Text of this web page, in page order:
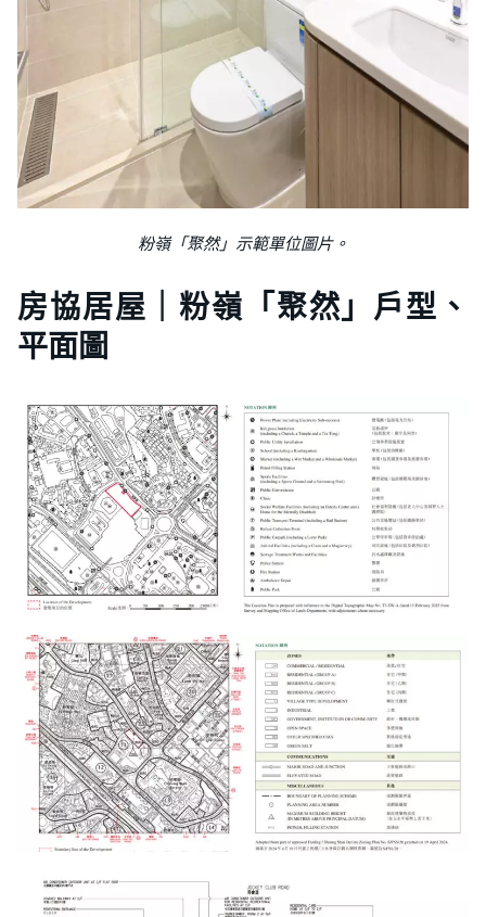
粉嶺「聚然」示範單位圖片。
房協居屋｜粉嶺「聚然」戶型、
平面圖